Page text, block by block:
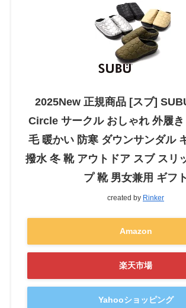
2025New 正規商品 [スブ]
Circle サークル おしゃれ 外履
毛 暖かい 防寒 ダウンサンダル
撥水 冬 靴 アウトドア スブ スリ
プ 靴 男女兼用 ギフト
created by Rinker
Amazon
楽天市場
Yahooショッピング